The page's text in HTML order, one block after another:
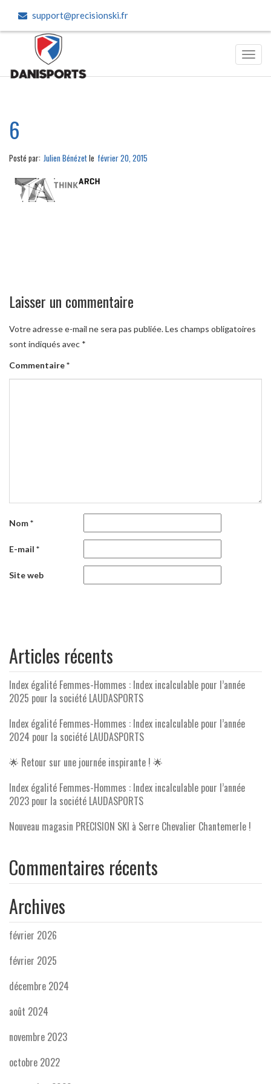
support@precisionski.fr
6
Posté par: Julien Bénézetle février 20, 2015
Laisser un commentaire
Votre adresse e-mail ne sera pas publiée.Les champs obligatoires
sont indiqués avec *
Commentaire*
Nom*
E-mail *
Site web
Articles récents
Index égalité Femmes-Hommes : Index incalculable pour l’année
2025 pour la société LAUDASPORTS
Index égalité Femmes-Hommes : Index incalculable pour l’année
2024 pour la société LAUDASPORTS
🌟 Retour sur une journée inspirante ! 🌟
Index égalité Femmes-Hommes : Index incalculable pour l’année
2023 pour la société LAUDASPORTS
Nouveau magasin PRECISION SKI à Serre Chevalier Chantemerle !
Commentaires récents
Archives
février 2026
février 2025
décembre 2024
août 2024
novembre 2023
octobre 2022